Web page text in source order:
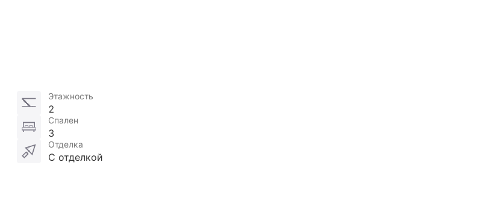
Этажность
2
Спален
3
Отделка
С отделкой